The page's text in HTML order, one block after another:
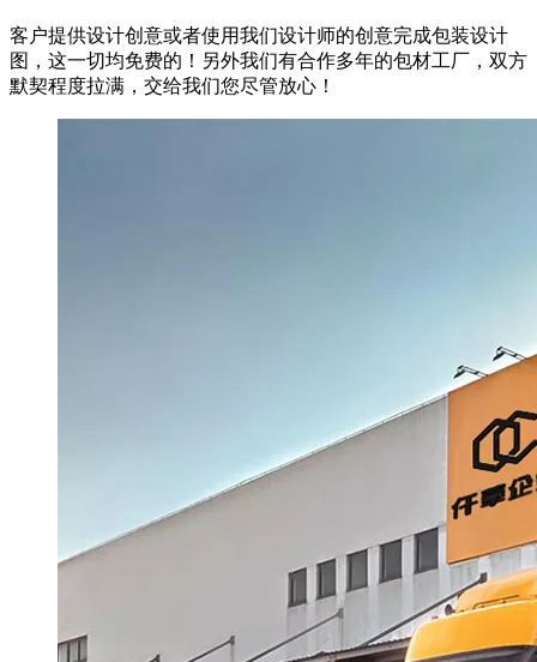
客户提供设计创意或者使用我们设计师的创意完成包装设计
图，这一切均免费的！另外我们有合作多年的包材工厂，双方
默契程度拉满，交给我们您尽管放心！